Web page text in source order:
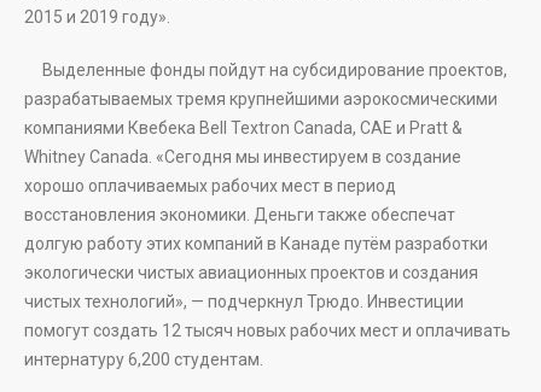
2015 и 2019 году».
Выделенные фонды пойдут на субсидирование проектов,
разрабатываемых тремя крупнейшими аэрокосмическими
компаниями Квебека Bell Textron Canada, CAE и Pratt &
Whitney Canada. «Сегодня мы инвестируем в создание
хорошо оплачиваемых рабочих мест в период
восстановления экономики. Деньги также обеспечат
долгую работу этих компаний в Канаде путём разработки
экологически чистых авиационных проектов и создания
чистых технологий», — подчеркнул Трюдо. Инвестиции
помогут создать 12 тысяч новых рабочих мест и оплачивать
интернатуру 6,200 студентам.